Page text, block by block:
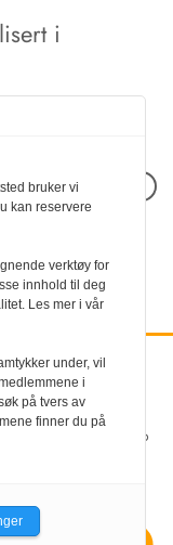
i
Neste artikkel
oss
74 00
bruker vi
kan reservere
verktøy for
innhold til deg
Les mer i vår
under, vil
i
på tvers av
finner du på